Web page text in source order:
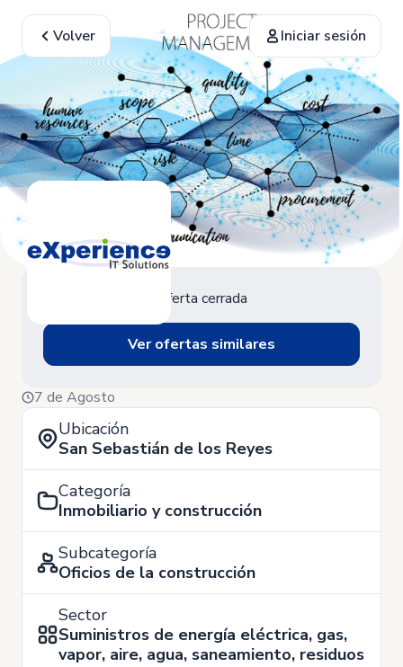
Volver Iniciar sesión
Oferta cerrada
Ver ofertas similares
7 de Agosto
Ubicación
San Sebastián de los Reyes
Categoría
Inmobiliario y construcción
Subcategoría
Oficios de la construcción
Sector
Suministros de energía eléctrica, gas,
vapor, aire, agua, saneamiento, residuos